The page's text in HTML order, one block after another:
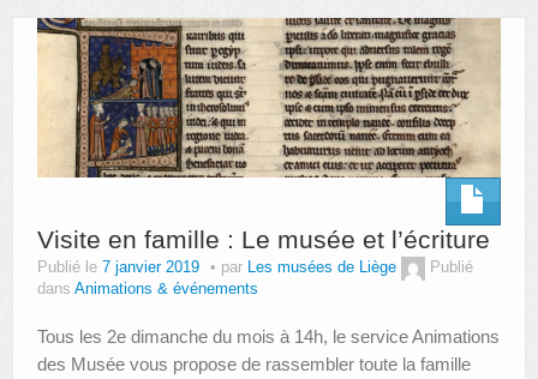
AUTRES LIEUX
ANIMATIONS DES MUSÉES
PUBLICATIONS
LE PORTAIL DES COLLECTIONS
Visite en famille : Le musée et l’écriture
Publié le 7 janvier 2019 par Les musées de Liège
Publié
dans Animations & événements
Tous les 2e dimanche du mois à 14h, le service Animations
des Musée vous propose de rassembler toute la famille